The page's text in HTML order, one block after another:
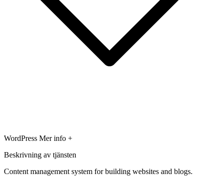
WordPress Mer info +
Beskrivning av tjänsten
Content management system for building websites and blogs.